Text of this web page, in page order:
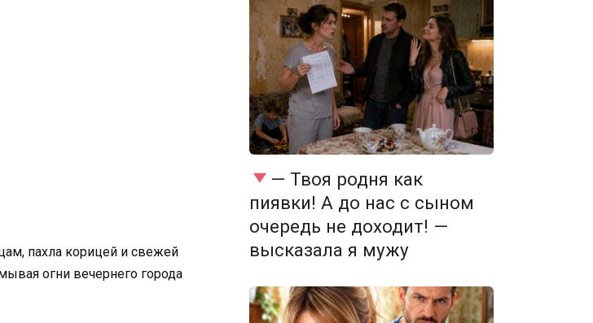
пахла корицей и свежей
огни вечернего города
— Твоя родня как
пиявки! А до нас с сыном
очередь не доходит! —
высказала я мужу